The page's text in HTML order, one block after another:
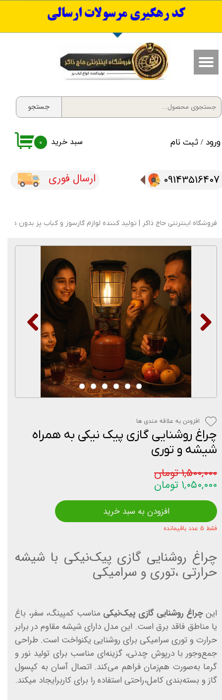
ورود / ثبت نام
حساب کاربری من
سفارشات
۰
جستجو
​کد رهگیری مرسولات ارسالی
09143516407​​​​​​​ ارسال فوری
سبد خرید
فروشگاه اینترنتی حاج ذاکر | تولید کننده لوازم گازسوز و کباب پز بدون دود
چراغ روشنایی گازی پیک نیکی به همراه
شیشه و توری
۱,۵۰۰,۰۰۰ تومان
۱,۰۵۰,۰۰۰ تومان
فقط ۵ عدد باقیمانده
چراغ روشنایی گازی پیک‌نیکی با شیشه
حرارتی ،توری و سرامیکی
اینچراغ روشنایی گازی پیک‌نیکی مناسب کمپینگ، سفر، باغ
یا مناطق فاقد برق است. این مدل دارای شیشه مقاوم در برابر
حرارت و توری سرامیکی برای روشنایی یکنواخت است. طراحی
جمع‌وجور با درپوش چدنی، گزینه‌ای مناسب برای تولید نور و
گرما به‌صورت هم‌زمان فراهم می‌کند. اتصال آسان به کپسول
گاز و بسته‌بندی کامل،راحتی استفاده را برای کاربرایجاد میکند.
افزودن به سبد خرید
افزودن به علاقه مندی ها